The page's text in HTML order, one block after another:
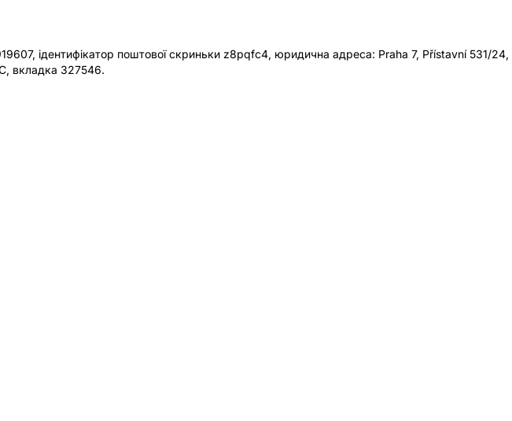
ідентифікатор поштової скриньки z8pqfc4, юридична адреса: Praha 7, Přístavní 531/24,
вкладка 327546.